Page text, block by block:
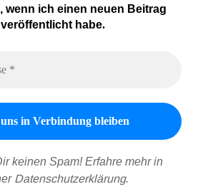
wenn ich einen neuen Beitrag
veröffentlicht habe.
keinen Spam! Erfahre mehr in
Datenschutzerklärung.